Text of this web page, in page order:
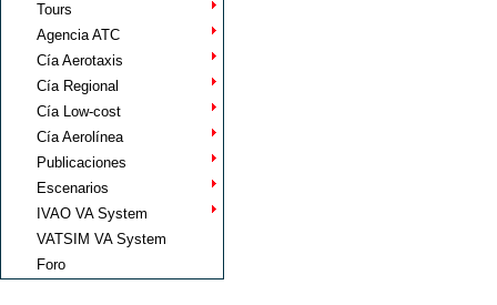
Tours
Agencia ATC
Cía Aerotaxis
Cía Regional
Cía Low-cost
Cía Aerolínea
Publicaciones
Escenarios
IVAO VA System
VATSIM VA System
Foro